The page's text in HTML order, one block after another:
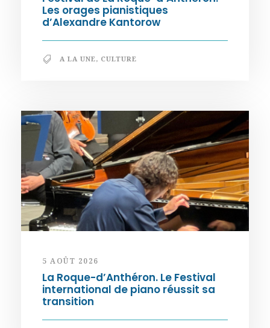
Les orages pianistiques
d’Alexandre Kantorow
A LA UNE, CULTURE
5 AOÛT 2026
La Roque-d’Anthéron. Le Festival
international de piano réussit sa
transition